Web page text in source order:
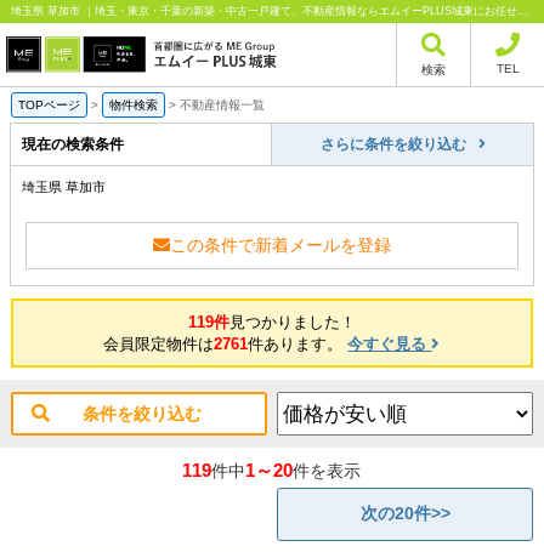
埼玉県 草加市 ｜埼玉・東京・千葉の新築・中古一戸建て、不動産情報ならエムイーPLUS城東にお任せください
検索 TEL
TOPページ > 物件検索 > 不動産情報一覧
現在の検索条件 さらに条件を絞り込む
埼玉県 草加市
この条件で新着メールを登録
119件見つかりました！
会員限定物件は2761件あります。今すぐ見る
条件を絞り込む
119件中1～20件を表示
次の20件>>